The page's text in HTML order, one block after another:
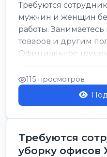
Требуются
мужчин и женщин
работы. Занимаетесь
товаров и другим
Официальное
стабильная зарплата
115 просмотров
Требуются
уборку офисов